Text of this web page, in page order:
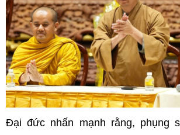
Đại đức nhấn mạnh rằng, phụng